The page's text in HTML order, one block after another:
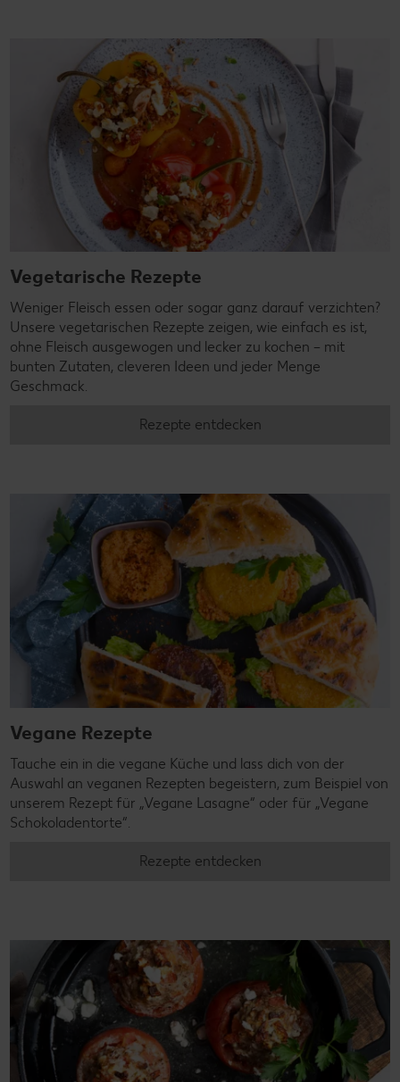
Vegetarische Rezepte
Weniger Fleisch essen oder sogar ganz darauf verzichten?
Unsere vegetarischen Rezepte zeigen, wie einfach es ist,
ohne Fleisch ausgewogen und lecker zu kochen – mit
bunten Zutaten, cleveren Ideen und jeder Menge
Geschmack.
Rezepte entdecken
Vegane Rezepte
Tauche ein in die vegane Küche und lass dich von der
Auswahl an veganen Rezepten begeistern, zum Beispiel von
unserem Rezept für „Vegane Lasagne“ oder für „Vegane
Schokoladentorte“.
Rezepte entdecken